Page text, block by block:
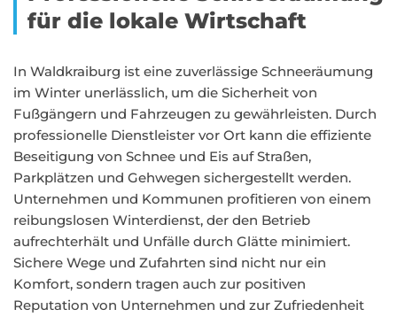
für die lokale Wirtschaft
In Waldkraiburg ist eine zuverlässige Schneeräumung
im Winter unerlässlich, um die Sicherheit von
Fußgängern und Fahrzeugen zu gewährleisten. Durch
professionelle Dienstleister vor Ort kann die effiziente
Beseitigung von Schnee und Eis auf Straßen,
Parkplätzen und Gehwegen sichergestellt werden.
Unternehmen und Kommunen profitieren von einem
reibungslosen Winterdienst, der den Betrieb
aufrechterhält und Unfälle durch Glätte minimiert.
Sichere Wege und Zufahrten sind nicht nur ein
Komfort, sondern tragen auch zur positiven
Reputation von Unternehmen und zur Zufriedenheit